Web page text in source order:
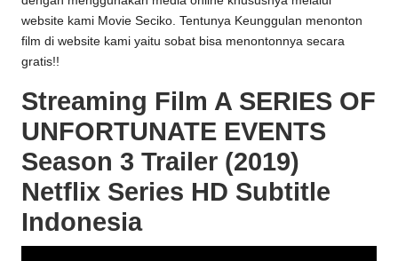
website kami Movie Seciko. Tentunya Keunggulan menonton
film di website kami yaitu sobat bisa menontonnya secara
gratis!!
Streaming Film A SERIES OF
UNFORTUNATE EVENTS
Season 3 Trailer (2019)
Netflix Series HD Subtitle
Indonesia